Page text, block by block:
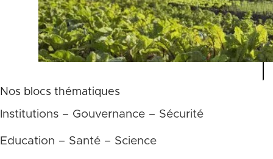
Nos blocs thématiques
Institutions – Gouvernance – Sécurité
Education – Santé – Science